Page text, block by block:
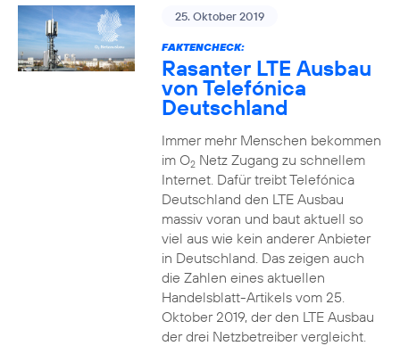
25. Oktober 2019
FAKTENCHECK:
Rasanter LTE Ausbau
von Telefónica
Deutschland
Immer mehr Menschen bekommen
im O2Netz Zugang zu schnellem
Internet. Dafür treibt Telefónica
Deutschland den LTE Ausbau
massiv voran und baut aktuell so
viel aus wie kein anderer Anbieter
in Deutschland. Das zeigen auch
die Zahlen eines aktuellen
Handelsblatt-Artikels vom 25.
Oktober 2019, der den LTE Ausbau
der drei Netzbetreiber vergleicht.